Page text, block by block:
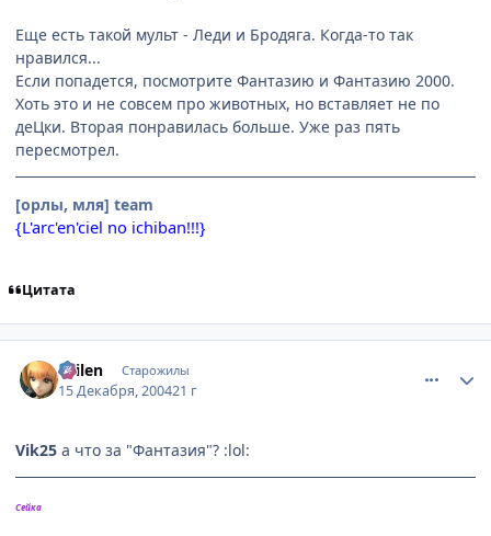
Еще есть такой мульт - Леди и Бродяга. Когда-то так
нравился...
Если попадется, посмотрите Фантазию и Фантазию 2000.
Хоть это и не совсем про животных, но вставляет не по
деЦки. Вторая понравилась больше. Уже раз пять
пересмотрел.
[орлы, мля] team
{L'arc'en'ciel no ichiban!!!}
Цитата
Sailen Старожилы
15 Декабря, 200421 г
Vik25 а что за "Фантазия"? :lol:
Сейка